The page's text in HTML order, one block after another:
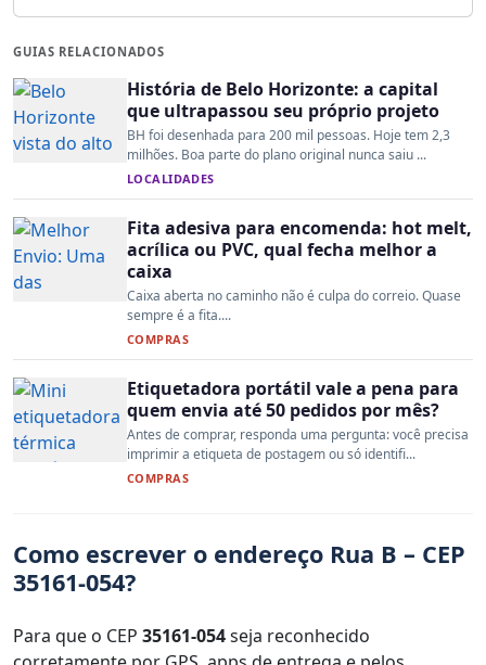
GUIAS RELACIONADOS
História de Belo Horizonte: a capital
que ultrapassou seu próprio projeto
BH foi desenhada para 200 mil pessoas. Hoje tem 2,3
milhões. Boa parte do plano original nunca saiu ...
LOCALIDADES
Fita adesiva para encomenda: hot melt,
acrílica ou PVC, qual fecha melhor a
caixa
Caixa aberta no caminho não é culpa do correio. Quase
sempre é a fita....
COMPRAS
Etiquetadora portátil vale a pena para
quem envia até 50 pedidos por mês?
Antes de comprar, responda uma pergunta: você precisa
imprimir a etiqueta de postagem ou só identifi...
COMPRAS
Como escrever o endereço Rua B – CEP
35161-054?
Para que o CEP 35161-054seja reconhecido